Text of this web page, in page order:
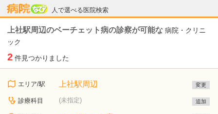
人で選べる医院検索
病院なび
上社駅周辺のベーチェット病の診察が可能な 病院・クリニ
ック
2 件見つかりました
エリア/駅 上社駅周辺 変更
診療科目 (未指定) 追加